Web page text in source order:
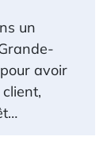
un
avoir